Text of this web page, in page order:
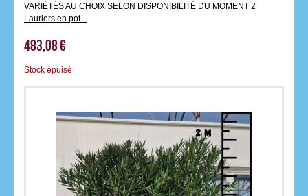
VARIÉTÉS AU CHOIX SELON DISPONIBILITÉ DU MOMENT 2
Lauriers en pot...
483,08 €
Stock épuisé